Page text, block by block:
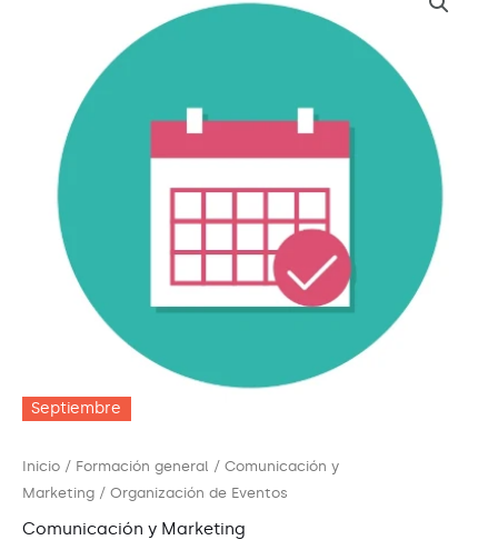
Septiembre
Inicio / Formación general / Comunicación y
Marketing / Organización de Eventos
Comunicación y Marketing